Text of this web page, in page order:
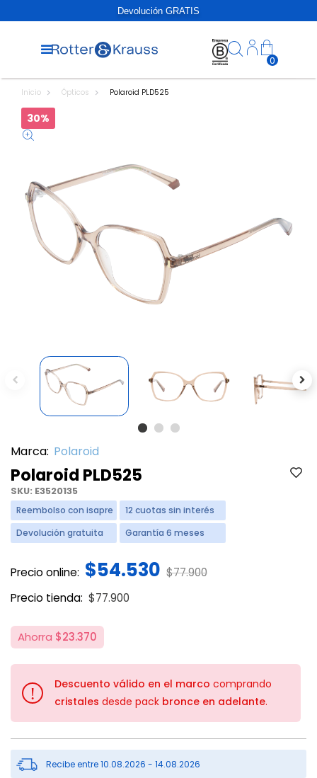
Devolución GRATIS
0
Inicio Ópticos Polaroid PLD525
30%
Previous
Marca: Polaroid
Polaroid PLD525
SKU: E3520135
Reembolso con isapre
12 cuotas sin interés
Devolución gratuita
Garantía 6 meses
Precio online: $54.530 Price reduced from
$77.900to
Precio tienda:
Price reduced from
$77.900
Ahorra $23.370
! Descuento válido en el marco comprando
cristales desde pack bronce en adelante.
Recibe entre 10.08.2026 - 14.08.2026